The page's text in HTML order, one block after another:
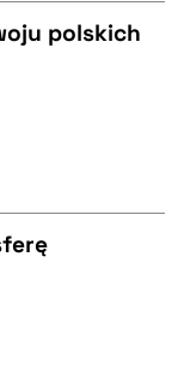
polskich